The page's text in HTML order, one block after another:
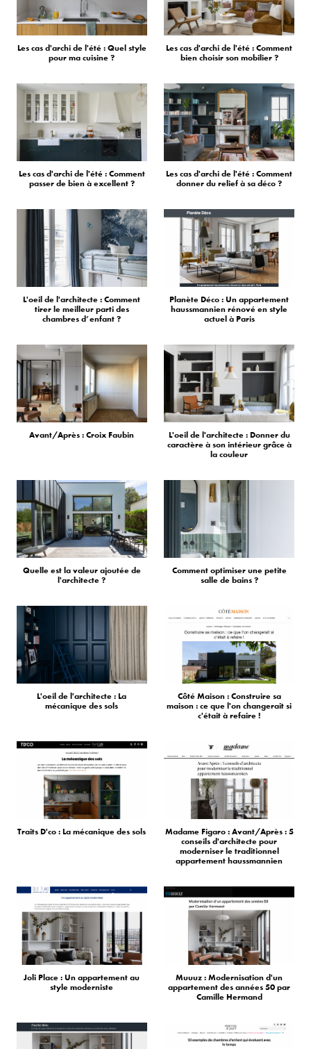
Les cas d'archi de l'été : Quel style
pour ma cuisine ?
Les cas d'archi de l'été : Comment
bien choisir son mobilier ?
Les cas d'archi de l'été : Comment
passer de bien à excellent ?
Les cas d'archi de l'été : Comment
donner du relief à sa déco ?
L'oeil de l'architecte : Comment
tirer le meilleur parti des
chambres d’enfant ?
Planète Déco : Un appartement
haussmannien rénové en style
actuel à Paris
Avant/Après : Croix Faubin
L'oeil de l'architecte : Donner du
caractère à son intérieur grâce à
la couleur
Quelle est la valeur ajoutée de
l'architecte ?
Comment optimiser une petite
salle de bains ?
L'oeil de l'architecte : La
mécanique des sols
Côté Maison : Construire sa
maison : ce que l'on changerait si
c'était à refaire !
Traits D'co : La mécanique des sols
Madame Figaro : Avant/Après : 5
conseils d'architecte pour
moderniser le traditionnel
appartement haussmannien
Joli Place : Un appartement au
style moderniste
Muuuz : Modernisation d'un
appartement des années 50 par
Camille Hermand